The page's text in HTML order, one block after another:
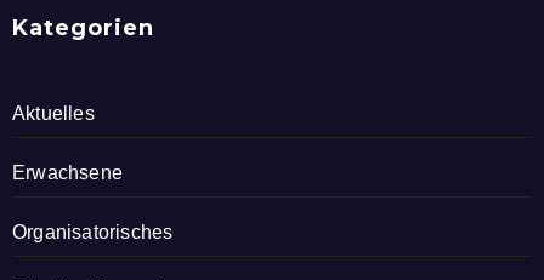
Kategorien
Aktuelles
Erwachsene
Organisatorisches